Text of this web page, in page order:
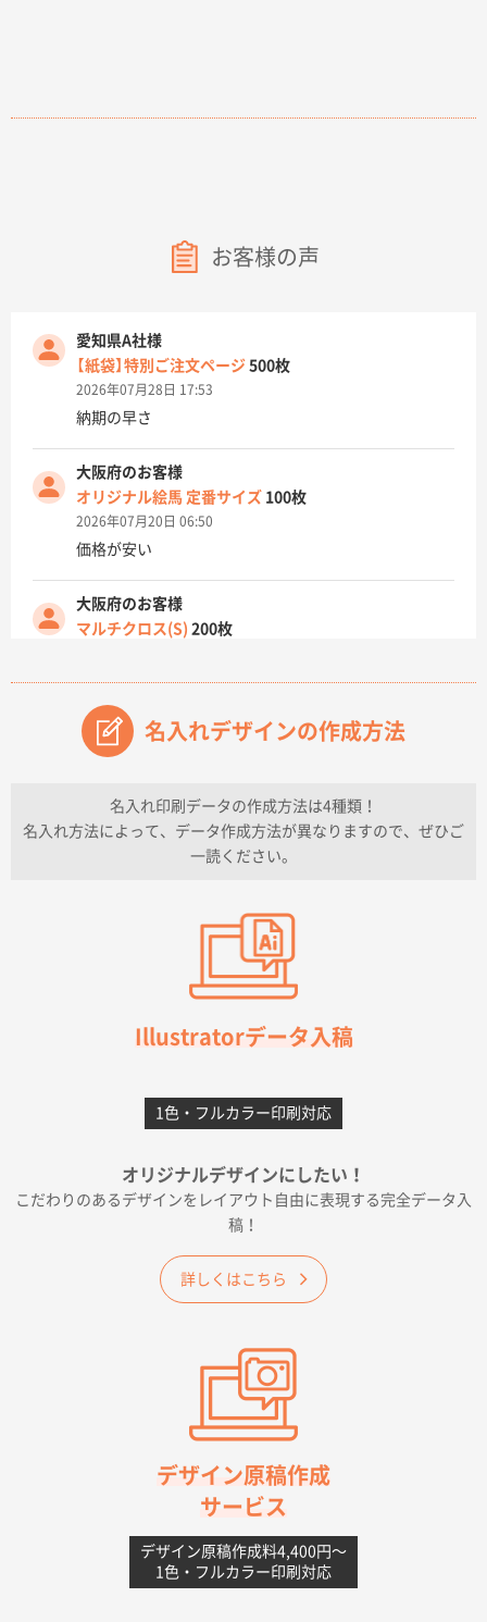
お客様の声
愛知県A社様
【紙袋】特別ご注文ページ 500枚
2026年07月28日 17:53
納期の早さ
大阪府のお客様
オリジナル絵馬 定番サイズ 100枚
2026年07月20日 06:50
価格が安い
大阪府のお客様
マルチクロス(S) 200枚
原稿データ流用が可能で価格が妥当なこと
兵庫県のお客様
チケットホルダー ダブルポケット
上記のとおりです。
柳さんの対応が素晴らしかった。
フレキソレジ袋 Uバッグ 35号
5000枚
2026年06月28日 15:14
千葉県A社様
2026年06月19日 09:41
価格 大丈夫そうな会社に見えた
大阪府のお客様
A4フルカラークリアファイル1000枚
【ポリ】特別ご注文ページ1000枚
2026年06月08日 17:38
対応の速さ、丁寧さ、提案など
不織布フラットバッグ（A4縦サイズ）1000枚
2026年05月25日 15:10
名入れデザインの作成方法
名入れ印刷データの作成方法は4種類！
名入れ方法によって、データ作成方法が異なりますので、ぜひご
一読ください。
Illustratorデータ入稿
1色・フルカラー印刷対応
オリジナルデザインにしたい！
こだわりのあるデザインをレイアウト自由に表現する完全データ入
稿！
詳しくはこちら
デザイン原稿作成
サービス
デザイン原稿作成料4,400円〜
1色・フルカラー印刷対応